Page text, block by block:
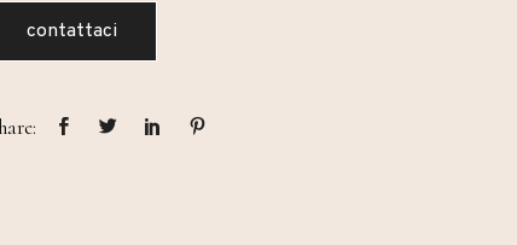
contattaci